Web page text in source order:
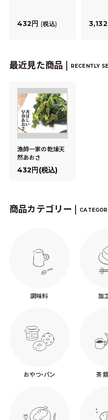
432 税込 3,132
最近見た商品 | RECENTLY
漁師一家の乾燥天
然あおさ
432円(税込)
商品カテゴリー |
調味料 加
おやつ・パン 茶